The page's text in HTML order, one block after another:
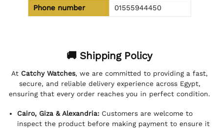
Phone number
01555944450
🚚 Shipping Policy
At Catchy Watches, we are committed to providing a fast,
secure, and reliable delivery experience across Egypt,
ensuring that every order reaches you in perfect condition.
Cairo, Giza & Alexandria: Customers are welcome to
inspect the product before making payment to ensure it